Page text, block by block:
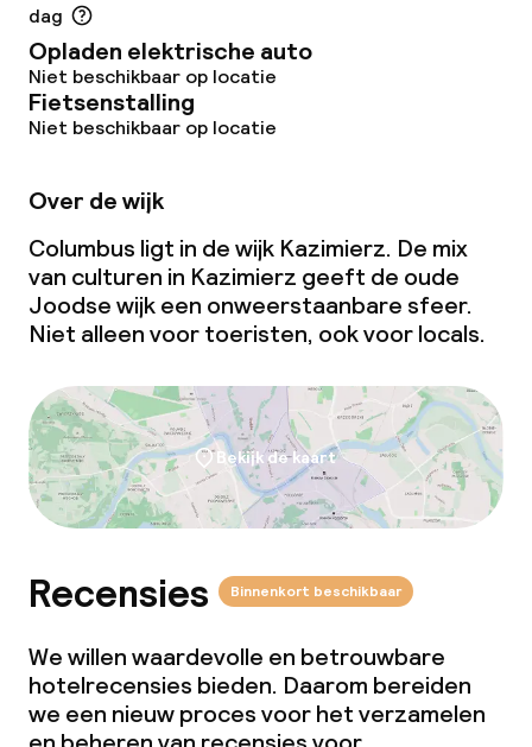
Zakelijke faciliteiten
Conferentieruimte
Overal rookvrij
dag
Opladen elektrische auto
Niet beschikbaar op locatie
Fietsenstalling
Niet beschikbaar op locatie
Over de wijk
Columbus ligt in de wijk Kazimierz. De mix
van culturen in Kazimierz geeft de oude
Joodse wijk een onweerstaanbare sfeer.
Niet alleen voor toeristen, ook voor locals.
Bekijk de kaart
Recensies Binnenkort beschikbaar
We willen waardevolle en betrouwbare
hotelrecensies bieden. Daarom bereiden
we een nieuw proces voor het verzamelen